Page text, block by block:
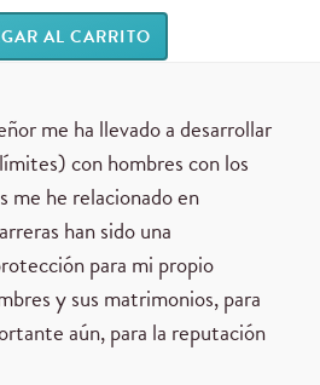
AL CARRITO
me ha llevado a desarrollar
con hombres con los
me he relacionado en
han sido una
para mi propio
y sus matrimonios, para
aún, para la reputación